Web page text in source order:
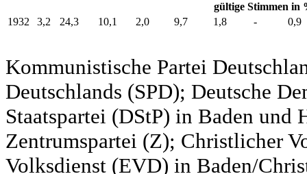
gültige Stimmen in
1932
3,2 24,3 10,1 2,0 9,7 1,8 - 0,9
Kommunistische Partei
Deutschlands (SPD); Deutsche
Staatspartei (DStP) in Baden und
Zentrumspartei (Z); Christlicher
Volksdienst (EVD) in Baden/